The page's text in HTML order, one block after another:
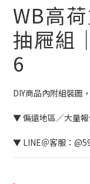
WB高
抽屜組
6
DIY商品內附組裝圖
▼ 偏遠地區／大量
▼ LINE＠客服：